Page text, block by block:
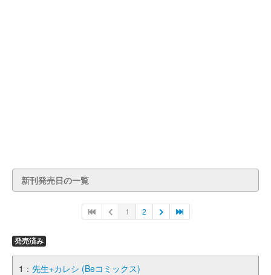
新刊発売日の一覧
1 2
発売済み
1： 先生+カレシ (Beコミックス)